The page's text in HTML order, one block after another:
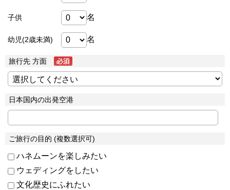
子供 名
幼児(2歳未満) 名
旅行先 方面
日本国内の出発空港
ご旅行の目的 (複数選択可)
ハネムーンを楽しみたい
ウェディングをしたい
文化歴史にふれたい